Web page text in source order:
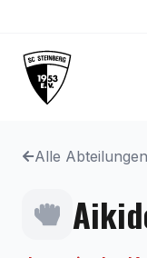
Alle Abteilungen